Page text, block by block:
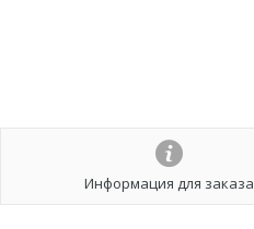
Информация для заказа